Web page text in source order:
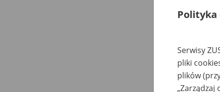
Polityka
Serwisy
pliki
plików
„Zarządzaj